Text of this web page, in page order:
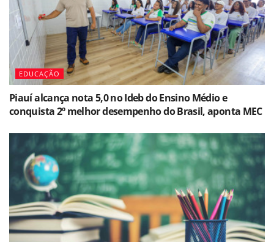
EDUCAÇÃO
Piauí alcança nota 5,0 no Ideb do Ensino Médio e
conquista 2º melhor desempenho do Brasil, aponta MEC